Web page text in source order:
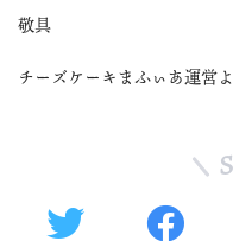
敬具
チーズケーキまふぃあ運営